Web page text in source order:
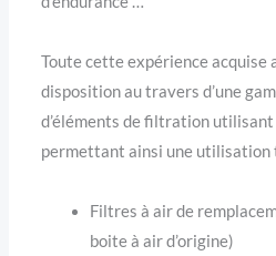
Toute cette expérience acquise
disposition au travers d’une
d’éléments de filtration
permettant ainsi une utilisation
Filtres à air de
boite à air d’origine)